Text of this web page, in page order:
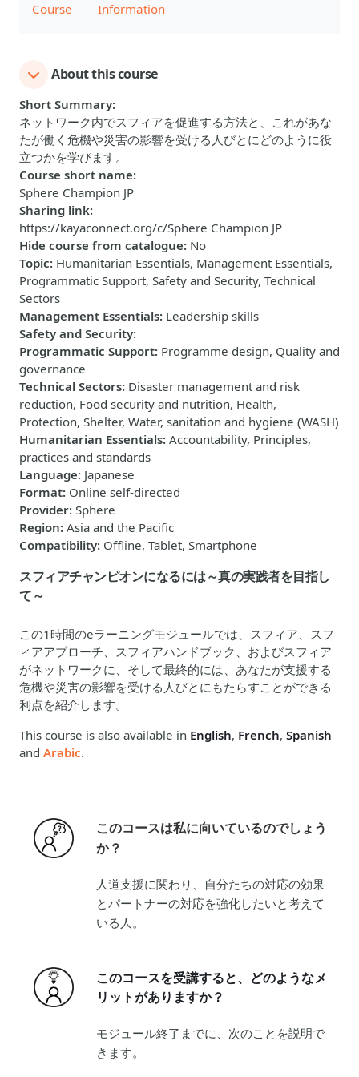
Course Information
About this course
Short Summary:
ネットワーク内でスフィアを促進する方法と、これがあな
たが働く危機や災害の影響を受ける人びとにどのように役
立つかを学びます。
Course short name:
Sphere Champion JP
Sharing link:
https://kayaconnect.org/c/Sphere Champion JP
Hide course from catalogue: No
Topic: Humanitarian Essentials, Management Essentials,
Programmatic Support, Safety and Security, Technical
Sectors
Management Essentials: Leadership skills
Safety and Security:
Programmatic Support: Programme design, Quality and
governance
Technical Sectors: Disaster management and risk
reduction, Food security and nutrition, Health,
Protection, Shelter, Water, sanitation and hygiene (WASH)
Humanitarian Essentials: Accountability, Principles,
practices and standards
Language: Japanese
Format: Online self-directed
Provider: Sphere
Region: Asia and the Pacific
Compatibility: Offline, Tablet, Smartphone
スフィアチャンピオンになるには～真の実践者を目指し
て～
この1時間のeラーニングモジュールでは、スフィア、スフ
ィアアプローチ、スフィアハンドブック、およびスフィア
がネットワークに、そして最終的には、あなたが支援する
危機や災害の影響を受ける人びとにもたらすことができる
利点を紹介します。
This course is also available in English, French, Spanish
and Arabic.
このコースは私に向いているのでしょう
か？
人道支援に関わり、自分たちの対応の効果
とパートナーの対応を強化したいと考えて
いる人。
このコースを受講すると、どのようなメ
リットがありますか？
モジュール終了までに、次のことを説明で
きます。